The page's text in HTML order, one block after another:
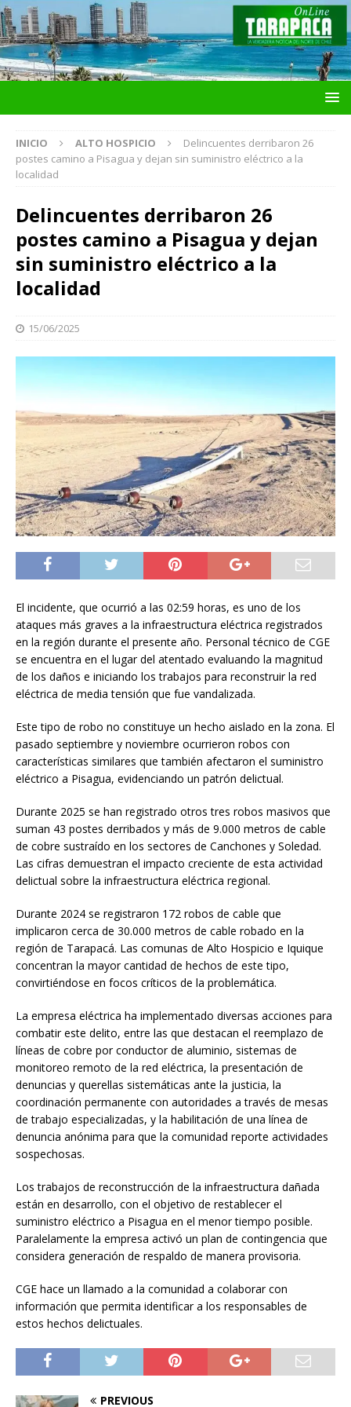
INICIO ALTO HOSPICIO
Delincuentes derribaron 26
postes camino a Pisagua y dejan sin suministro eléctrico a la
localidad
Delincuentes derribaron 26
postes camino a Pisagua y dejan
sin suministro eléctrico a la
localidad
15/06/2025
El incidente, que ocurrió a las 02:59 horas, es uno de los
ataques más graves a la infraestructura eléctrica registrados
en la región durante el presente año. Personal técnico de CGE
se encuentra en el lugar del atentado evaluando la magnitud
de los daños e iniciando los trabajos para reconstruir la red
eléctrica de media tensión que fue vandalizada.
Este tipo de robo no constituye un hecho aislado en la zona. El
pasado septiembre y noviembre ocurrieron robos con
características similares que también afectaron el suministro
eléctrico a Pisagua, evidenciando un patrón delictual.
Durante 2025 se han registrado otros tres robos masivos que
suman 43 postes derribados y más de 9.000 metros de cable
de cobre sustraído en los sectores de Canchones y Soledad.
Las cifras demuestran el impacto creciente de esta actividad
delictual sobre la infraestructura eléctrica regional.
Durante 2024 se registraron 172 robos de cable que
implicaron cerca de 30.000 metros de cable robado en la
región de Tarapacá. Las comunas de Alto Hospicio e Iquique
concentran la mayor cantidad de hechos de este tipo,
convirtiéndose en focos críticos de la problemática.
La empresa eléctrica ha implementado diversas acciones para
combatir este delito, entre las que destacan el reemplazo de
líneas de cobre por conductor de aluminio, sistemas de
monitoreo remoto de la red eléctrica, la presentación de
denuncias y querellas sistemáticas ante la justicia, la
coordinación permanente con autoridades a través de mesas
de trabajo especializadas, y la habilitación de una línea de
denuncia anónima para que la comunidad reporte actividades
sospechosas.
Los trabajos de reconstrucción de la infraestructura dañada
están en desarrollo, con el objetivo de restablecer el
suministro eléctrico a Pisagua en el menor tiempo posible.
Paralelamente la empresa activó un plan de contingencia que
considera generación de respaldo de manera provisoria.
CGE hace un llamado a la comunidad a colaborar con
información que permita identificar a los responsables de
estos hechos delictuales.
PREVIOUS